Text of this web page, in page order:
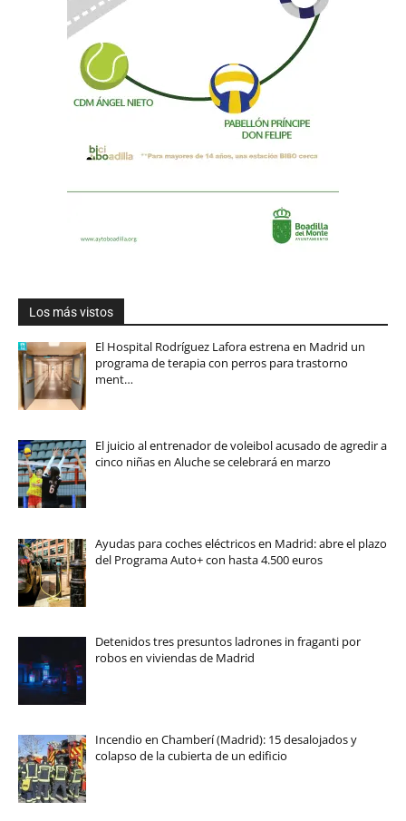
Los más vistos
El Hospital Rodríguez Lafora estrena en Madrid un
programa de terapia con perros para trastorno
ment…
El juicio al entrenador de voleibol acusado de agredir a
cinco niñas en Aluche se celebrará en marzo
Ayudas para coches eléctricos en Madrid: abre el plazo
del Programa Auto+ con hasta 4.500 euros
Detenidos tres presuntos ladrones in fraganti por
robos en viviendas de Madrid
Incendio en Chamberí (Madrid): 15 desalojados y
colapso de la cubierta de un edificio